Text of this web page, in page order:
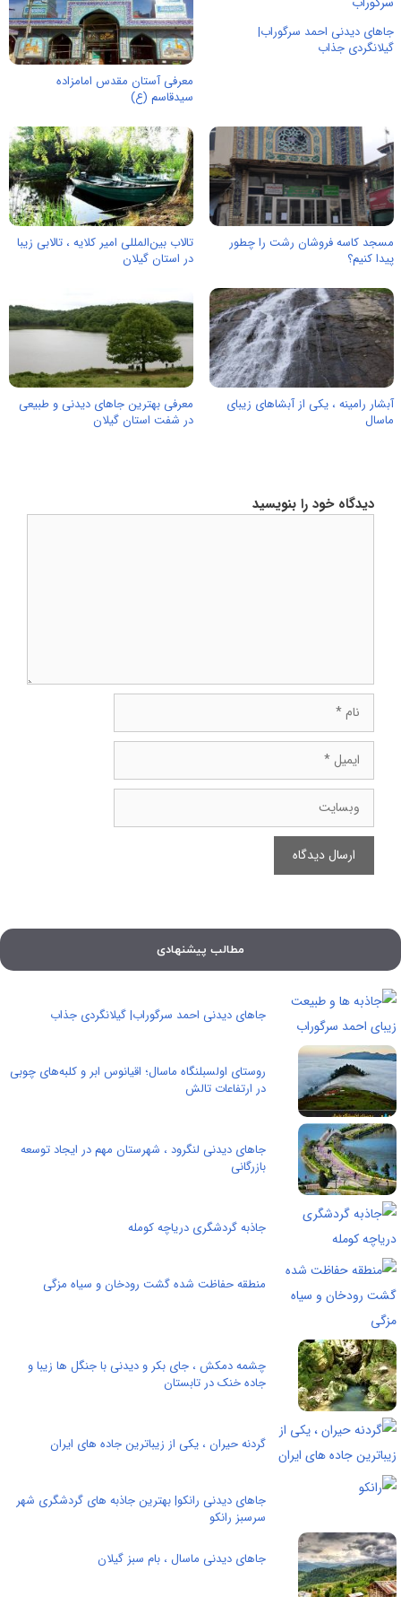
جاهای دیدنی احمد سرگوراب|
گیلانگردی جذاب
معرفی آستان مقدس امامزاده
سیدقاسم (ع)
مسجد کاسه فروشان رشت را چطور
پیدا کنیم؟
تالاب بین‌المللی امیر کلایه ، تالابی زیبا
در استان گیلان
آبشار رامینه ، یکی از آبشاهای زیبای
ماسال
معرفی بهترین جاهای دیدنی و طبیعی
در شفت استان گیلان
دیدگاه خود را بنویسید
ایمیل
وبسایت
مطالب پیشنهادی
جاهای دیدنی احمد سرگوراب| گیلانگردی جذاب
روستای اولسبلنگاه ماسال؛ اقیانوس ابر و کلبه‌های چوبی
در ارتفاعات تالش
جاهای دیدنی لنگرود ، شهرستان مهم در ایجاد توسعه
بازرگانی
جاذبه گردشگری دریاچه کومله
منطقه حفاظت شده گشت رودخان و سیاه مزگی
چشمه دمکش ، جای بکر و دیدنی با جنگل ها زیبا و
جاده خنک در تابستان
گردنه حیران ، یکی از زیباترین جاده های ایران
جاهای دیدنی رانکو| بهترین جاذبه های گردشگری شهر
سرسبز رانکو
جاهای دیدنی ماسال ، بام سبز گیلان